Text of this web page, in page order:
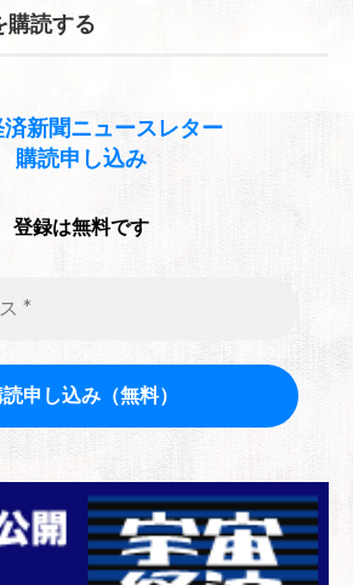
購読する
新聞ニュースレター
購読申し込み
登録は無料です